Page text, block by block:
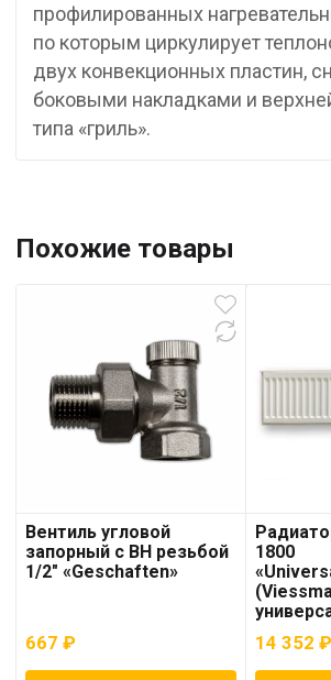
профилированных
по которым циркулирует
двух конвекционных пластин,
боковыми накладками и
типа «гриль».
Похожие товары
Вентиль угловой
запорный с ВН резьбой
1/2″ «Geschaften»
667 ₽
1800
14 352₽